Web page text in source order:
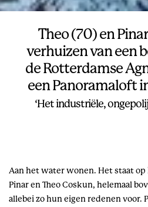
Theo (70) en
verhuizen van een
de Rotterdamse
een Panoramaloft
‘Het industriële,
Aan het water wonen. Het staat
Pinar en Theo Coskun, helemaal
allebei zo hun eigen redenen voor.